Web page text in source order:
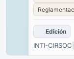
Edición
INTI-CIRSOC